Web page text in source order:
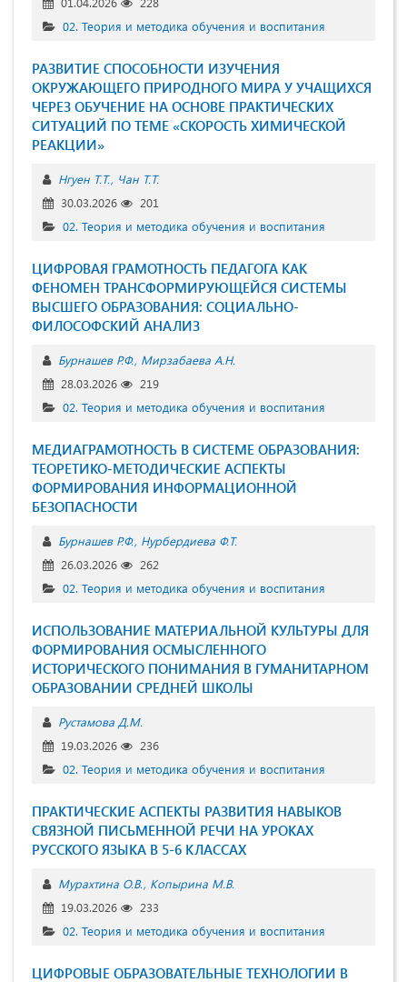
02. Теория и методика обучения и воспитания
РАЗВИТИЕ СПОСОБНОСТИ ИЗУЧЕНИЯ
ОКРУЖАЮЩЕГО ПРИРОДНОГО МИРА У УЧАЩИХСЯ
ЧЕРЕЗ ОБУЧЕНИЕ НА ОСНОВЕ ПРАКТИЧЕСКИХ
СИТУАЦИЙ ПО ТЕМЕ «СКОРОСТЬ ХИМИЧЕСКОЙ
РЕАКЦИИ»
Нгуен Т.Т. Чан Т.Т.
30.03.2026
201
02. Теория и методика обучения и воспитания
ЦИФРОВАЯ ГРАМОТНОСТЬ ПЕДАГОГА КАК
ФЕНОМЕН ТРАНСФОРМИРУЮЩЕЙСЯ СИСТЕМЫ
ВЫСШЕГО ОБРАЗОВАНИЯ: СОЦИАЛЬНО-
ФИЛОСОФСКИЙ АНАЛИЗ
Бурнашев Р.Ф. Мирзабаева А.Н.
28.03.2026
219
02. Теория и методика обучения и воспитания
МЕДИАГРАМОТНОСТЬ В СИСТЕМЕ ОБРАЗОВАНИЯ:
ТЕОРЕТИКО-МЕТОДИЧЕСКИЕ АСПЕКТЫ
ФОРМИРОВАНИЯ ИНФОРМАЦИОННОЙ
БЕЗОПАСНОСТИ
Бурнашев Р.Ф. Нурбердиева Ф.Т.
26.03.2026
262
02. Теория и методика обучения и воспитания
ИСПОЛЬЗОВАНИЕ МАТЕРИАЛЬНОЙ КУЛЬТУРЫ ДЛЯ
ФОРМИРОВАНИЯ ОСМЫСЛЕННОГО
ИСТОРИЧЕСКОГО ПОНИМАНИЯ В ГУМАНИТАРНОМ
ОБРАЗОВАНИИ СРЕДНЕЙ ШКОЛЫ
Рустамова Д.М.
19.03.2026
236
02. Теория и методика обучения и воспитания
ПРАКТИЧЕСКИЕ АСПЕКТЫ РАЗВИТИЯ НАВЫКОВ
СВЯЗНОЙ ПИСЬМЕННОЙ РЕЧИ НА УРОКАХ
РУССКОГО ЯЗЫКА В 5-6 КЛАССАХ
Мурахтина О.В. Копырина М.В.
19.03.2026
233
02. Теория и методика обучения и воспитания
ЦИФРОВЫЕ ОБРАЗОВАТЕЛЬНЫЕ ТЕХНОЛОГИИ В